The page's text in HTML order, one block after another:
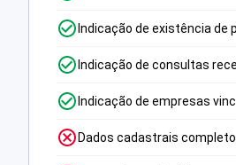
Indicação de existência de
Indicação de consultas
Indicação de empresas
Dados cadastrais